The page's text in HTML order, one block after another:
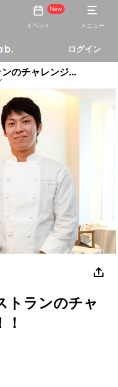
New
イベント メニュー
ログイン
わざわざ行くべきレストランのチャレンジを応援しよう！！
トランのチャ